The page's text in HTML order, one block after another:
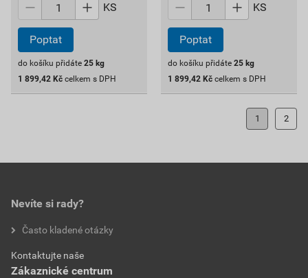
KS
Poptat
do košíku přidáte 25 kg
1 899,42 Kč celkem s DPH
KS
Poptat
do košíku přidáte 25 kg
1 899,42 Kč celkem s DPH
1 2
Nevíte si rady?
Často kladené otázky
Kontaktujte naše
Zákaznické centrum